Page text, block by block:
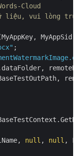
Cloud
vui lòng truy
null , null ,